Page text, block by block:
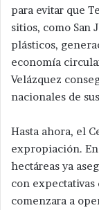
para evitar que
sitios, como San
plásticos,
economía
Velázquez
nacionales de
Hasta ahora, el
expropiación. En
hectáreas ya
con expectativas
comenzara a